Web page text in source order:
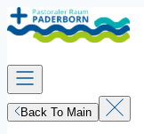
Zum
Inhalt
springen
Back To Main